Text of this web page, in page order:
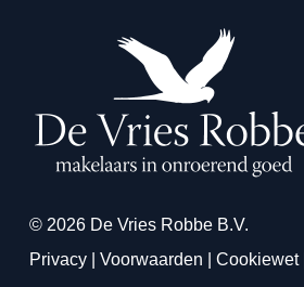
© 2026 De Vries Robbe B.V.
Privacy| Voorwaarden Cookiewet|